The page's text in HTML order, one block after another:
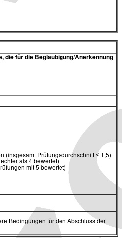
die für die Beglaubigung/Anerkennung
(insgesamt Prüfungsdurchschnitt ≤ 1,5)
als 4 bewertet)
mit 5 bewertet)
Bedingungen für den Abschluss der